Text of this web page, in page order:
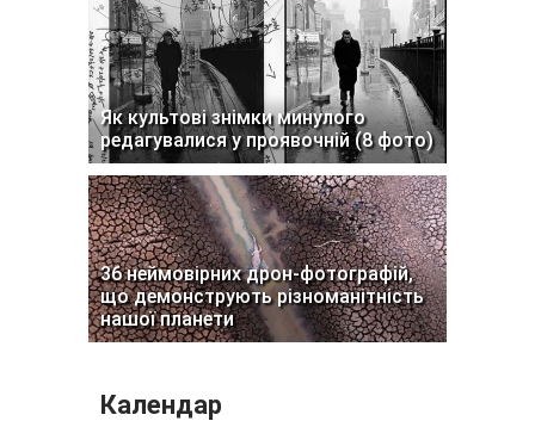
Як культові знімки минулого
редагувалися у проявочній (8 фото)
36 неймовірних дрон-фотографій,
що демонструють різноманітність
нашої планети
Календар